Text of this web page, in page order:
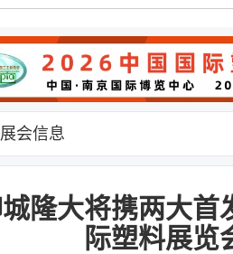
展会信息
隆大将携两大首
际塑料展览